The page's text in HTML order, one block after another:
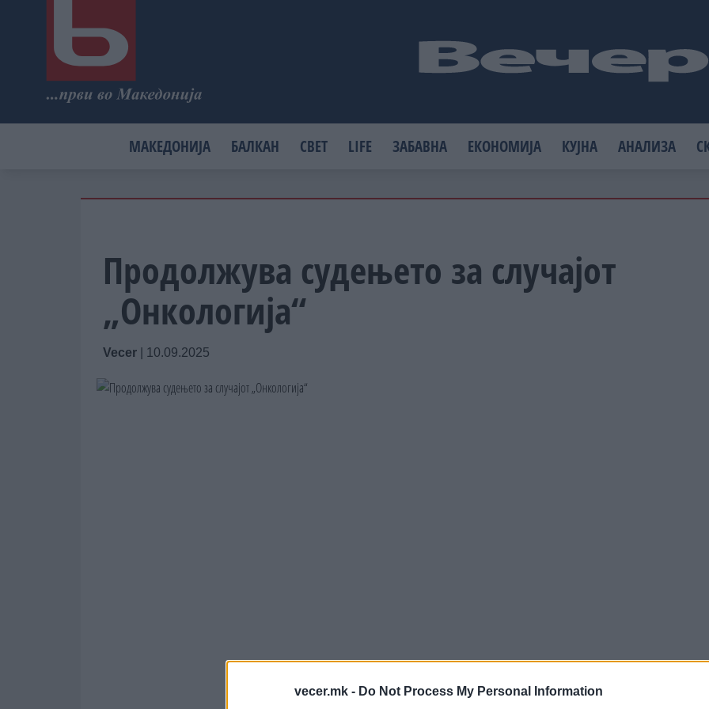
vecer.mk - Do Not Process My Personal Information
МАКЕДОНИЈА БАЛКАН СВЕТ LIFE ЗАБАВНА ЕКОНОМИЈА КУЈНА АНАЛИЗА
Продолжува судењето за случајот
„Онкологија“
Vecer 10.09.2025